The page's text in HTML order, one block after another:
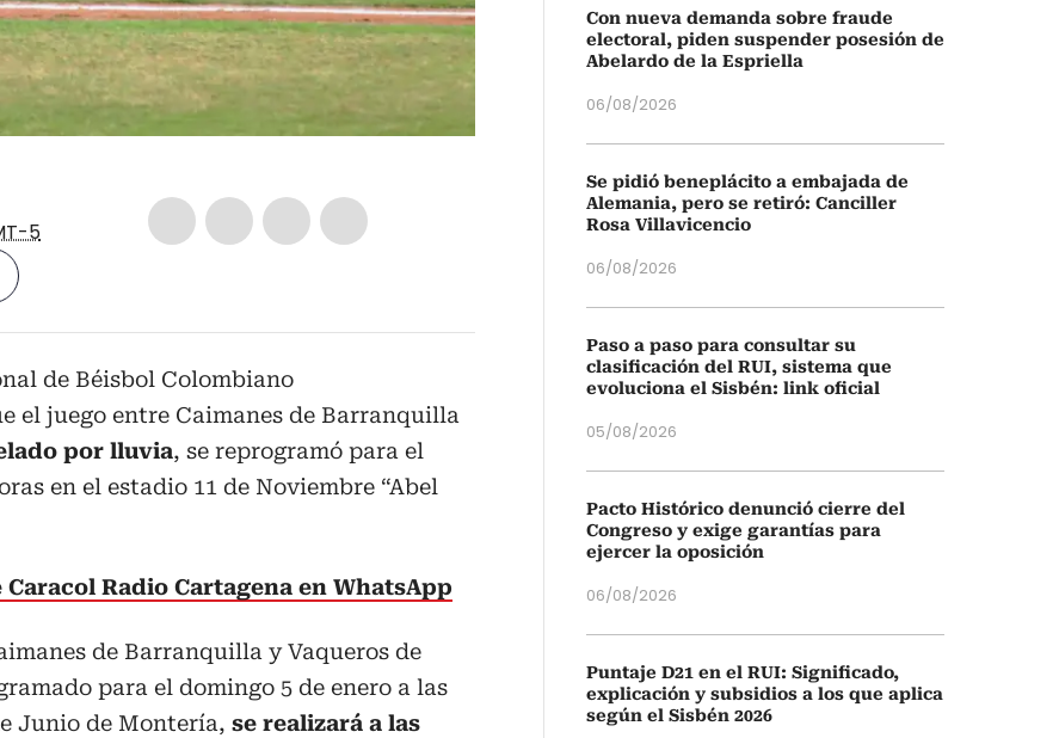
5
de Béisbol Colombiano
el juego entre Caimanes de Barranquilla
por lluvia, se reprogramó para el
en el estadio 11 de Noviembre “Abel
Radio Cartagena en WhatsApp
de Barranquilla y Vaqueros de
para el domingo 5 de enero a las
Junio de Montería, se realizará a las
Con nueva demanda sobre fraude
electoral, piden suspender posesión de
Abelardo de la Espriella
06/08/2026
Se pidió beneplácito a embajada de
Alemania, pero se retiró: Canciller
Rosa Villavicencio
06/08/2026
Paso a paso para consultar su
clasificación del RUI, sistema que
evoluciona el Sisbén: link oficial
05/08/2026
Pacto Histórico denunció cierre del
Congreso y exige garantías para
ejercer la oposición
06/08/2026
Puntaje D21 en el RUI: Significado,
explicación y subsidios a los que aplica
según el Sisbén 2026